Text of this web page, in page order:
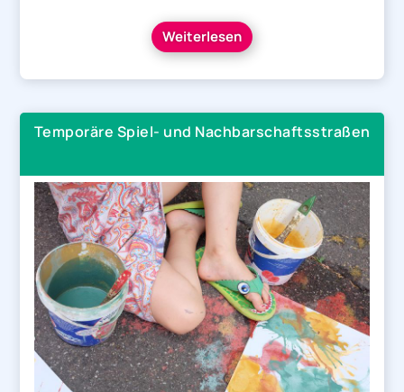
Weiterlesen
Temporäre Spiel- und Nachbarschaftsstraßen